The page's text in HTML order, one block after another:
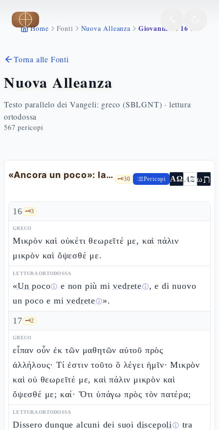
Vai al contenuto principale
Home Fonti Nuova Alleanza Giovanni 16 16 24
Torna alle Fonti
Nuova Alleanza
Testo parallelo dei Vangeli: greco (SBLGNT) · lettura
ortodossa
567 pericopi
«Ancora un poco»: la tristezza che diventa gioia 🗝️30 Pericopi ΑΩ AZωת
16 🗝️3
GRECO
Μικρὸν καὶ οὐκέτι θεωρεῖτέ με, καὶ πάλιν
μικρὸν καὶ ὄψεσθέ με.
LETTURA ORTODOSSA
«Un pocoⓘ e non più mivedreteⓘ, e di nuovo
un poco e mivedreteⓘ».
17 🗝️2
GRECO
εἶπαν οὖν ἐκ τῶν μαθητῶν αὐτοῦ πρὸς
ἀλλήλους· Τί ἐστιν τοῦτο ὃ λέγει ἡμῖν· Μικρὸν
καὶ οὐ θεωρεῖτέ με, καὶ πάλιν μικρὸν καὶ
ὄψεσθέ με; καί· Ὅτι ὑπάγω πρὸς τὸν πατέρα;
LETTURA ORTODOSSA
Dissero dunque alcuni dei suoi discepoliⓘ tra